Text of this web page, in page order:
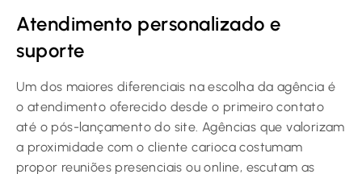
Atendimento personalizado e
suporte
Um dos maiores diferenciais na escolha da agência é
o atendimento oferecido desde o primeiro contato
até o pós-lançamento do site. Agências que valorizam
a proximidade com o cliente carioca costumam
propor reuniões presenciais ou online, escutam as